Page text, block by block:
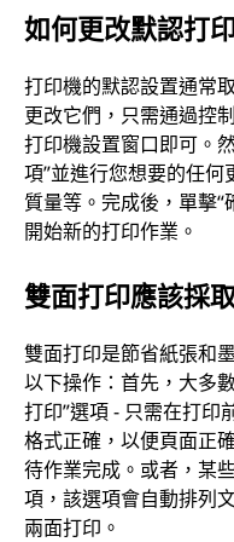
如何更改默認打
打印機的默認設置通常
更改它們，只需通過控
打印機設置窗口即可。
項”並進行您想要的任
質量等。完成後，單擊
開始新的打印作業。
雙面打印應該採
雙面打印是節省紙張和
以下操作：首先，大多
打印”選項 - 只需在打印
格式正確，以便頁面正
待作業完成。或者，某
項，該選項會自動排列
兩面打印。